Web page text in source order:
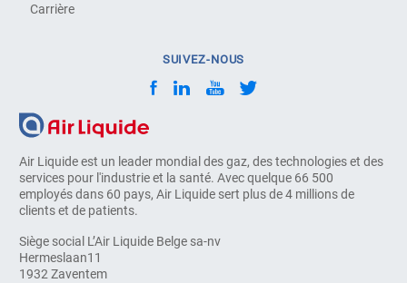
Air Liquide est un leader mondial des gaz, des technologies et des
services pour l'industrie et la santé. Avec quelque 66 500
employés dans 60 pays, Air Liquide sert plus de 4 millions de
clients et de patients.
Siège social L’Air Liquide Belge sa-nv
Hermeslaan11
1932 Zaventem
Carrière
SUIVEZ-NOUS